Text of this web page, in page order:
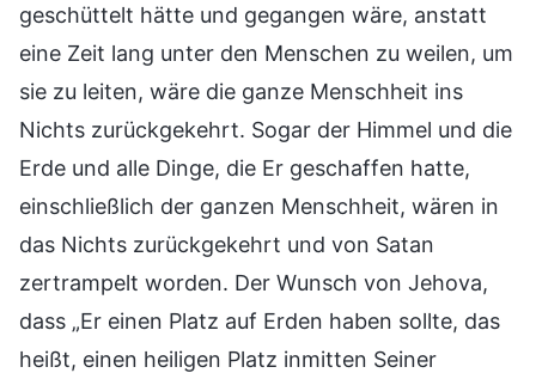
geschüttelt hätte und gegangen wäre, anstatt
eine Zeit lang unter den Menschen zu weilen, um
sie zu leiten, wäre die ganze Menschheit ins
Nichts zurückgekehrt. Sogar der Himmel und die
Erde und alle Dinge, die Er geschaffen hatte,
einschließlich der ganzen Menschheit, wären in
das Nichts zurückgekehrt und von Satan
zertrampelt worden. Der Wunsch von Jehova,
dass „Er einen Platz auf Erden haben sollte, das
heißt, einen heiligen Platz inmitten Seiner